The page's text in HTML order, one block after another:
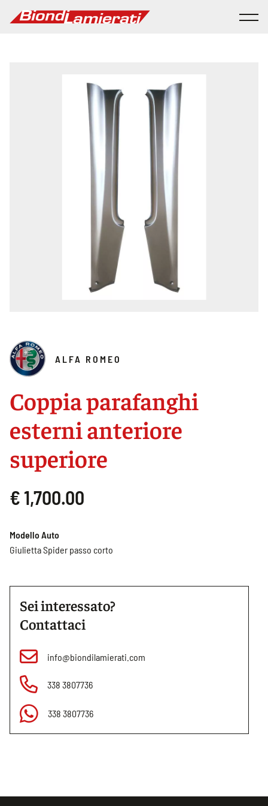
ALFA ROMEO
Coppia parafanghi
esterni anteriore
superiore
€ 1,700.00
Modello Auto
Giulietta Spider passo corto
Sei interessato?
Contattaci
info@biondilamierati.com
338 3807736
338 3807736